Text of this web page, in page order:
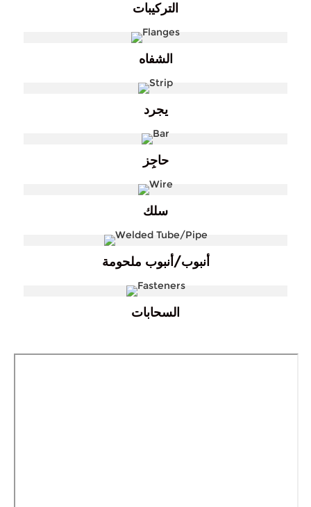
التركيبات
الشفاه
يجرد
حاجِز
سلك
أنبوب/أنبوب ملحومة
السحابات